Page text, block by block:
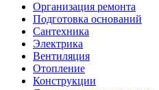
Организация ремонта
Подготовка оснований
Сантехника
Электрика
Вентиляция
Отопление
Конструкции